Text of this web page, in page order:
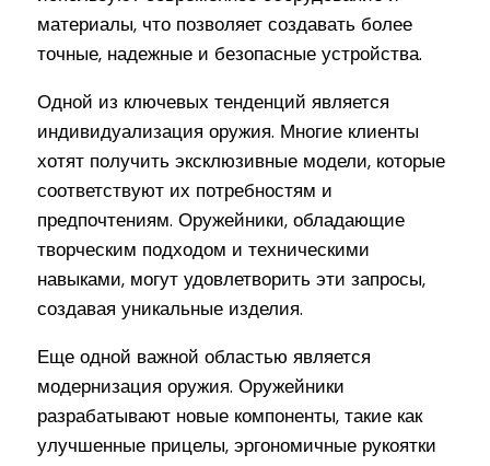
материалы, что позволяет создавать более
точные, надежные и безопасные устройства.
Одной из ключевых тенденций является
индивидуализация оружия. Многие клиенты
хотят получить эксклюзивные модели, которые
соответствуют их потребностям и
предпочтениям. Оружейники, обладающие
творческим подходом и техническими
навыками, могут удовлетворить эти запросы,
создавая уникальные изделия.
Еще одной важной областью является
модернизация оружия. Оружейники
разрабатывают новые компоненты, такие как
улучшенные прицелы, эргономичные рукоятки